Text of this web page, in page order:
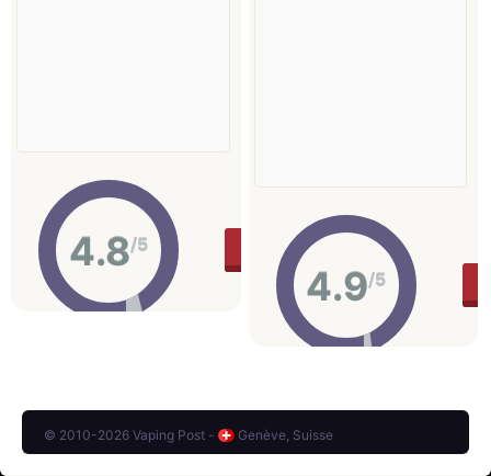
4.8/5 ACHETER
4.9/5
© 2010-2026 Vaping Post - Genève, Suisse